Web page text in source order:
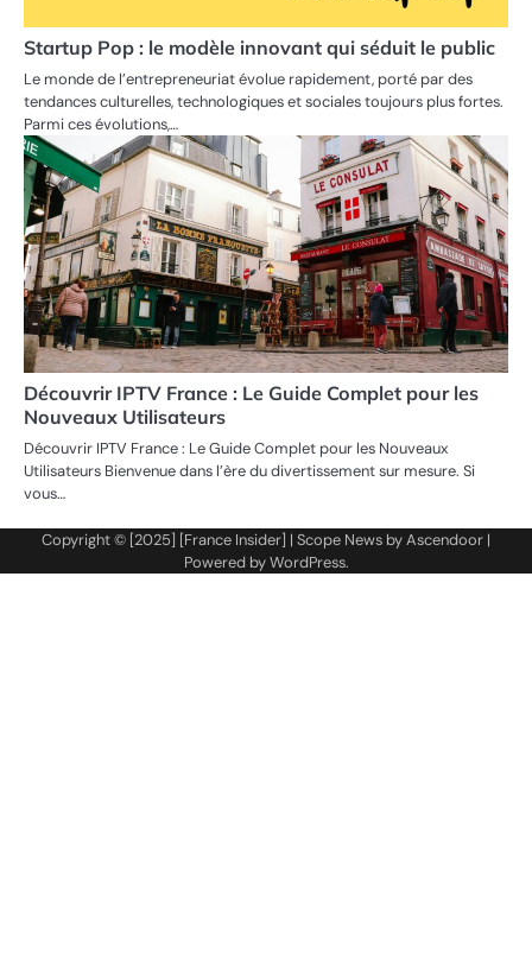
Startup Pop : le modèle innovant qui séduit le public
Le monde de l’entrepreneuriat évolue rapidement, porté par des
tendances culturelles, technologiques et sociales toujours plus fortes.
Parmi ces évolutions,…
Découvrir IPTV France : Le Guide Complet pour les
Nouveaux Utilisateurs
Découvrir IPTV France : Le Guide Complet pour les Nouveaux
Utilisateurs Bienvenue dans l’ère du divertissement sur mesure. Si
vous…
Copyright © [2025] [France Insider] | Scope News byAscendoor |
Powered byWordPress.